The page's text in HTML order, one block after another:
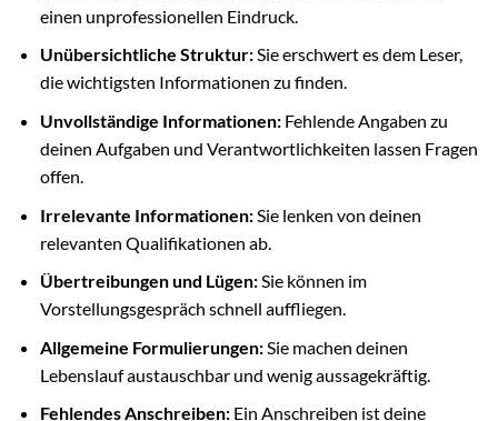
einen unprofessionellen Eindruck.
Unübersichtliche Struktur:Sie erschwert es dem Leser,
die wichtigsten Informationen zu finden.
Unvollständige Informationen:Fehlende Angaben zu
deinen Aufgaben und Verantwortlichkeiten lassen Fragen
offen.
Irrelevante Informationen:Sie lenken von deinen
relevanten Qualifikationen ab.
Übertreibungen und Lügen:Sie können im
Vorstellungsgespräch schnell auffliegen.
Allgemeine Formulierungen:Sie machen deinen
Lebenslauf austauschbar und wenig aussagekräftig.
Fehlendes Anschreiben:Ein Anschreiben ist deine